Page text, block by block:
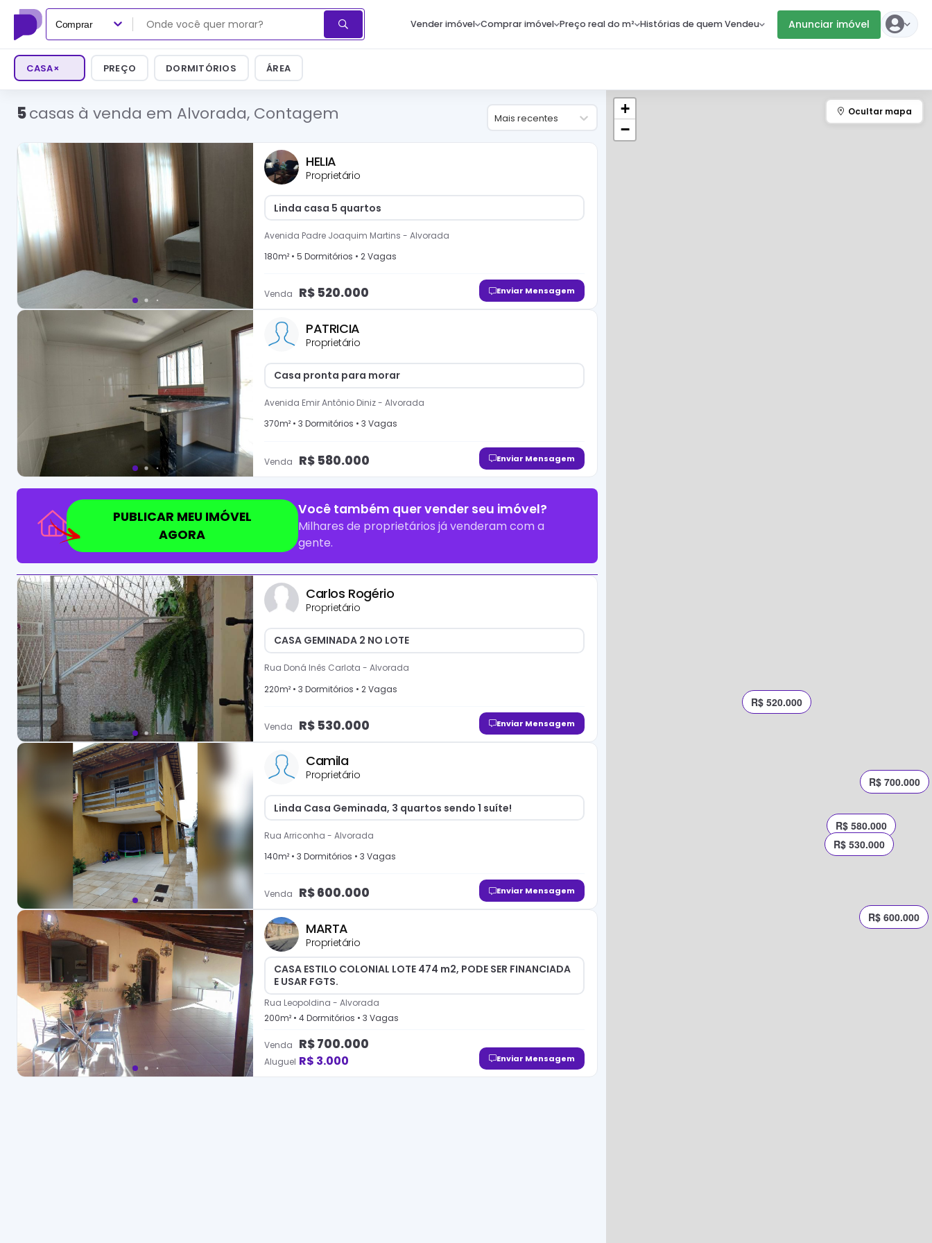
Comprar Vender imóvel Comprar imóvel Preço real do m² Histórias de quem Vendeu Anunciar imóvel
CASA× PREÇO DORMITÓRIOS ÁREA
5casas à venda em Alvorada, Contagem Mais recentes
HELIA
Proprietário
Linda casa 5 quartos
Avenida Padre Joaquim Martins - Alvorada
180m² • 5 Dormitórios • 2Vagas
Venda R$ 520.000 Enviar Mensagem
PATRICIA
Proprietário
Casa pronta para morar
Avenida Emir Antônio Diniz- Alvorada
370m² • 3 Dormitórios • 3 Vagas
Venda R$ 580.000 Enviar Mensagem
Você também quer vender seu imóvel?
Milhares de proprietários já venderam com a
gente.
PUBLICAR MEU IMÓVEL
AGORA
Carlos Rogério
Proprietário
CASA GEMINADA 2 NO LOTE
Rua Doná Inês Carlota - Alvorada
220m² • 3 Dormitórios • 2Vagas
Venda R$ 530.000 Enviar Mensagem
Camila
Proprietário
Linda Casa Geminada, 3 quartos sendo 1 suíte!
Rua Arriconha - Alvorada
140m² • 3 Dormitórios • 3 Vagas
Venda R$600.000 Enviar Mensagem
MARTA
Proprietário
CASA ESTILO COLONIAL LOTE 474 m2, PODE SER FINANCIADA
E USAR FGTS.
Rua Leopoldina - Alvorada
200m² • 4Dormitórios • 3 Vagas
Venda R$700.000
Aluguel R$ 3.000 Enviar Mensagem
R$ 520.000
R$ 580.000
R$ 530.000
R$ 600.000
R$ 700.000
+
−